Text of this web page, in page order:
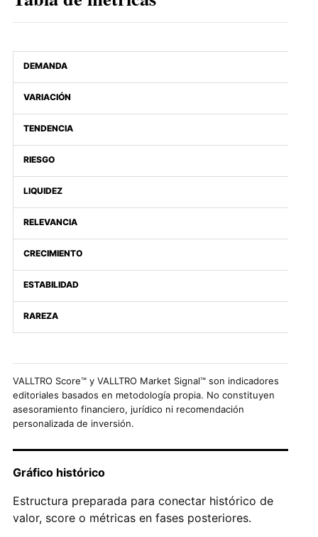
DEMANDA
VARIACIÓN
TENDENCIA
RIESGO
LIQUIDEZ
RELEVANCIA
CRECIMIENTO
ESTABILIDAD
RAREZA
VALLTRO Score™ y VALLTRO Market Signal™ son indicadores
editoriales basados en metodología propia. No constituyen
asesoramiento financiero, jurídico ni recomendación
personalizada de inversión.
Gráfico histórico
Estructura preparada para conectar histórico de
valor, score o métricas en fases posteriores.